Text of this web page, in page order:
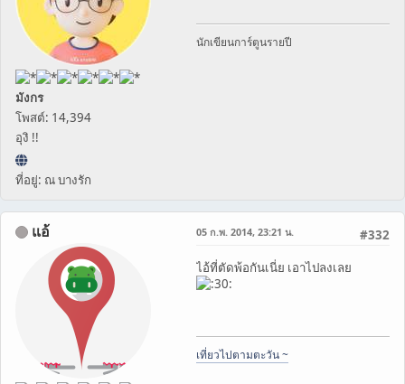
มังกร
โพสต์: 14,394
อุงิ !!
ที่อยู่: ณ บางรัก
นักเขียนการ์ตูนรายปี
แอ้ #332
05 ก.พ. 2014, 23:21 น.
ไอ้ที่ตัดพ้อกันเนี่ย เอาไปลงเลย
เที่ยวไปตามตะวัน ~